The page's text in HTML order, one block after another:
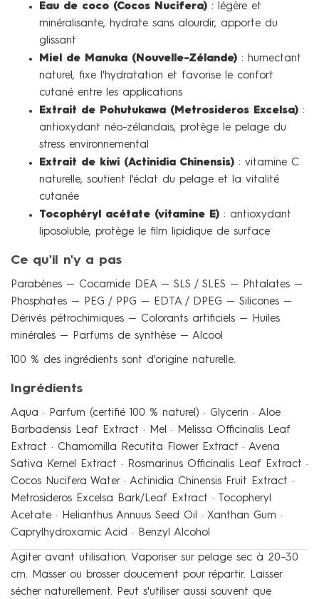
Eau de coco (Cocos Nucifera) : légère et
minéralisante, hydrate sans alourdir, apporte du
glissant
Miel de Manuka (Nouvelle-Zélande) : humectant
naturel, fixe l'hydratation et favorise le confort
cutané entre les applications
Extrait de Pohutukawa (Metrosideros Excelsa) :
antioxydant néo-zélandais, protège le pelage du
stress environnemental
Extrait de kiwi (Actinidia Chinensis) : vitamine C
naturelle, soutient l'éclat du pelage et la vitalité
cutanée
Tocophéryl acétate (vitamine E) : antioxydant
liposoluble, protège le film lipidique de surface
Ce qu'il n'y a pas
Parabènes — Cocamide DEA — SLS / SLES — Phtalates —
Phosphates — PEG / PPG — EDTA / DPEG — Silicones —
Dérivés pétrochimiques — Colorants artificiels — Huiles
minérales — Parfums de synthèse — Alcool
100 % des ingrédients sont d'origine naturelle.
Ingrédients
Aqua · Parfum (certifié 100 % naturel) · Glycerin · Aloe
Barbadensis Leaf Extract · Mel · Melissa Officinalis Leaf
Extract · Chamomilla Recutita Flower Extract · Avena
Sativa Kernel Extract · Rosmarinus Officinalis Leaf Extract ·
Cocos Nucifera Water · Actinidia Chinensis Fruit Extract ·
Metrosideros Excelsa Bark/Leaf Extract · Tocopheryl
Acetate · Helianthus Annuus Seed Oil · Xanthan Gum ·
Caprylhydroxamic Acid · Benzyl Alcohol
Agiter avant utilisation. Vaporiser sur pelage sec à 20–30
cm. Masser ou brosser doucement pour répartir. Laisser
sécher naturellement. Peut s'utiliser aussi souvent que